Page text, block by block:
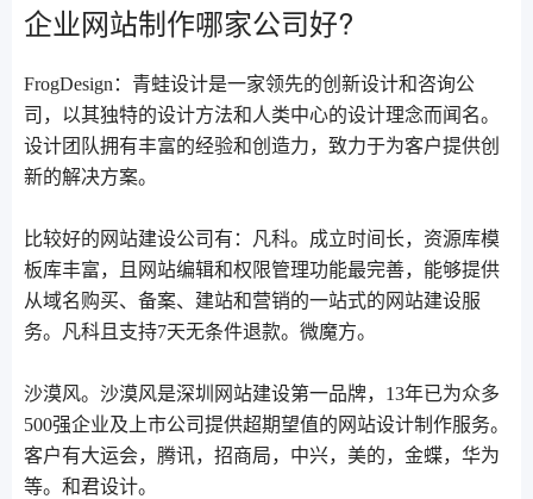
企业网站制作哪家公司好?
FrogDesign：青蛙设计是一家领先的创新设计和咨询公
司，以其独特的设计方法和人类中心的设计理念而闻名。
设计团队拥有丰富的经验和创造力，致力于为客户提供创
新的解决方案。
比较好的网站建设公司有：凡科。成立时间长，资源库模
板库丰富，且网站编辑和权限管理功能最完善，能够提供
从域名购买、备案、建站和营销的一站式的网站建设服
务。凡科且支持7天无条件退款。微魔方。
沙漠风。沙漠风是深圳网站建设第一品牌，13年已为众多
500强企业及上市公司提供超期望值的网站设计制作服务。
客户有大运会，腾讯，招商局，中兴，美的，金蝶，华为
等。和君设计。